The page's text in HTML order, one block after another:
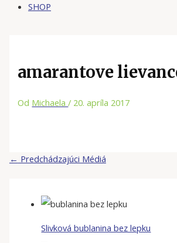
SHOP
amarantove
Od Michaela/ 20. apríla 2017
← Predchádzajúci Médiá
Slivková bublanina bez lepku